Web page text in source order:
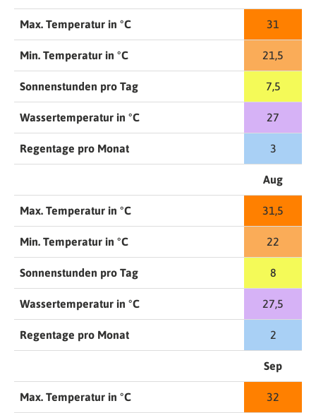
Max. Temperatur in °C 31
Min. Temperatur in °C 21,5
Sonnenstunden pro Tag 7,5
Wassertemperatur in °C 27
Regentage pro Monat 3
Aug
Max. Temperatur in °C 31,5
Min. Temperatur in °C 22
Sonnenstunden pro Tag 8
Wassertemperatur in °C 27,5
Regentage pro Monat 2
Sep
Max. Temperatur in °C 32